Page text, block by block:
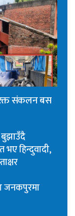
रक्त संकलन बस
हिन्दुवादी,
जनकपुरमा